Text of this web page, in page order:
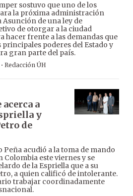
sostuvo que uno de los
la próxima administración
de una ley de
de otorgar a la ciudad
hacer frente a las demandas que
principales poderes del Estado y
gran parte del país.
· Redacción ÚH
acerca a
y
de
Peña acudió a la toma de mando
este viernes y se
de la Espriella que a su
a quien calificó de intolerante.
trabajar coordinadamente